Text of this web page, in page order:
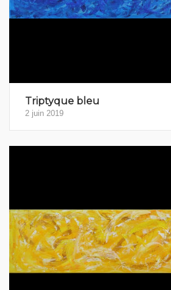
Triptyque bleu
2 juin 2019